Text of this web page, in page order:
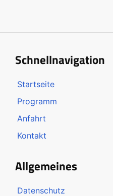
Schnellnavigation
Startseite
Programm
Anfahrt
Kontakt
Allgemeines
Datenschutz